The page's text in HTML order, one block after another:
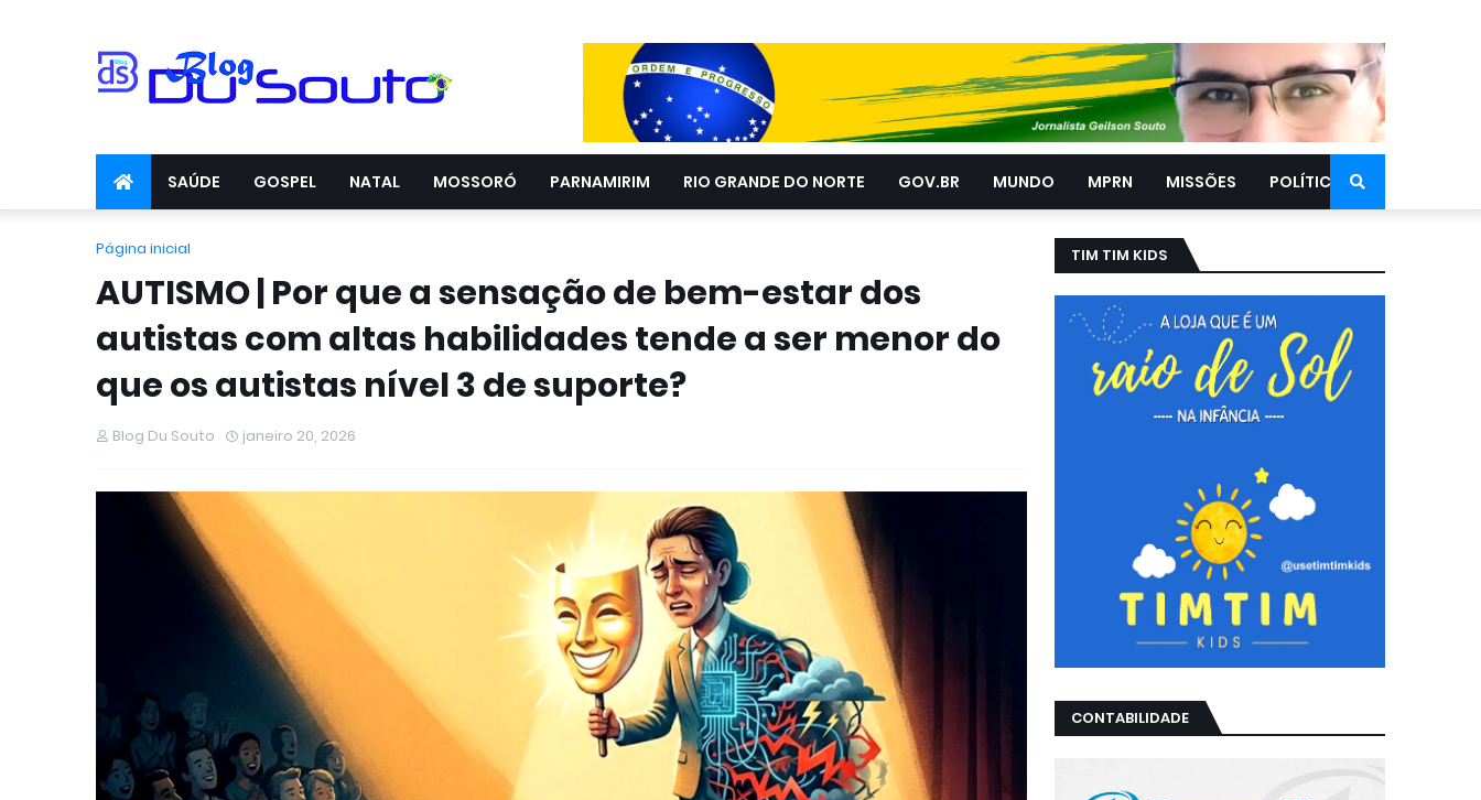
SAÚDE GOSPEL NATAL MOSSORÓ PARNAMIRIM RIO GRANDE DO NORTE GOV.BR MUNDO MPRN MISSÕES POLÍTICA
Página inicial
AUTISMO | Por que a sensação de bem-estar dos
autistas com altas habilidades tende a ser menor do
que os autistas nível 3 de suporte?
Blog Du Souto janeiro 20, 2026
TIM TIM KIDS
CONTABILIDADE